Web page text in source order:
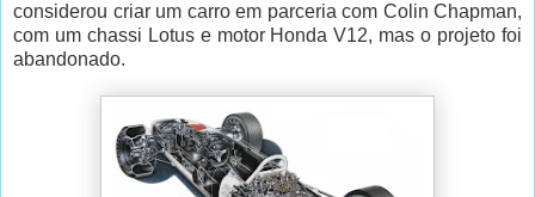
considerou criar um carro em parceria com Colin Chapman,
com um chassi Lotuse motor Honda V12, mas o projeto foi
abandonado.